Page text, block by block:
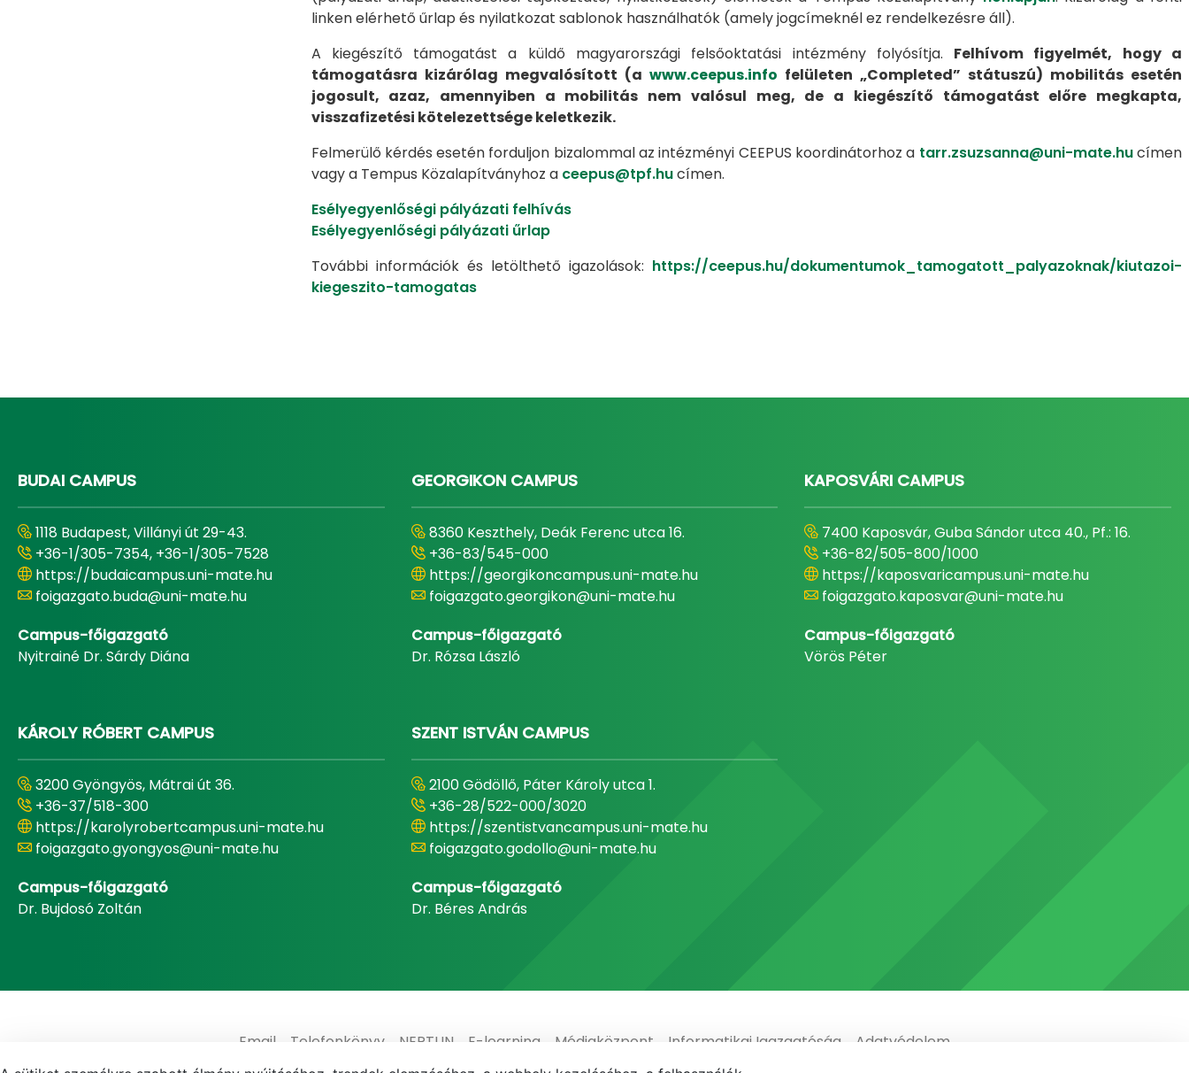
linken elérhető űrlap és nyilatkozat sablonok használhatók (amely jogcímeknél ez rendelkezésre áll).
A kiegészítő támogatást a küldő magyarországi felsőoktatási intézmény folyósítja. Felhívom figyelmét, hogy a
támogatásra kizárólag megvalósított (a www.ceepus.info felületen „Completed” státuszú) mobilitás esetén
jogosult, azaz, amennyiben a mobilitás nem valósul meg, de a kiegészítő támogatást előre megkapta,
visszafizetési kötelezettsége keletkezik.
Felmerülő kérdés esetén forduljon bizalommal az intézményi CEEPUS koordinátorhoz a tarr.zsuzsanna@uni-mate.hucímen
vagy a Tempus Közalapítványhoz a ceepus@tpf.hucímen.
Esélyegyenlőségi pályázati felhívás
Esélyegyenlőségi pályázati űrlap
További információk és letölthető igazolások: https://ceepus.hu/dokumentumok_tamogatott_palyazoknak/kiutazoi-
kiegeszito-tamogatas
BUDAI CAMPUS
1118 Budapest, Villányi út 29-43.
+36-1/305-7354, +36-1/305-7528
https://budaicampus.uni-mate.hu
foigazgato.buda@uni-mate.hu
Campus-főigazgató
Nyitrainé Dr. Sárdy Diána
GEORGIKON CAMPUS
8360 Keszthely, Deák Ferenc utca 16.
+36-83/545-000
https://georgikoncampus.uni-mate.hu
foigazgato.georgikon@uni-mate.hu
Campus-főigazgató
Dr. Rózsa László
KAPOSVÁRI CAMPUS
7400 Kaposvár, Guba Sándor utca 40., Pf.: 16.
+36-82/505-800/1000
https://kaposvaricampus.uni-mate.hu
foigazgato.kaposvar@uni-mate.hu
Campus-főigazgató
Vörös Péter
KÁROLY RÓBERT CAMPUS
3200 Gyöngyös, Mátrai út 36.
+36-37/518-300
https://karolyrobertcampus.uni-mate.hu
foigazgato.gyongyos@uni-mate.hu
Campus-főigazgató
Dr. Bujdosó Zoltán
SZENT ISTVÁN CAMPUS
2100 Gödöllő, Páter Károly utca 1.
+36-28/522-000/3020
https://szentistvancampus.uni-mate.hu
foigazgato.godollo@uni-mate.hu
Campus-főigazgató
Dr. Béres András
Email Telefonkönyv NEPTUN E-learning Médiaközpont Informatikai Igazgatóság Adatvédelem